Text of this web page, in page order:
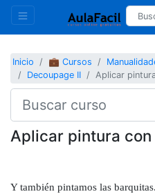
Inicio 💼 Cursos
Decoupage II
Aplicar
Aplicar pintura
Y también pintamos las barquitas.